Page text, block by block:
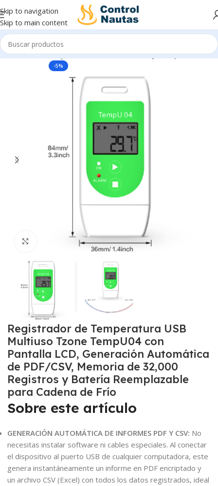
Skip to navigation
Skip to main content
Inicio Sensores y Transmisores Humedad y Temperatura
-5%
Click to enlarge
Registrador de Temperatura USB
Multiuso Tzone TempU04 con
Pantalla LCD, Generación Automática
de PDF/CSV, Memoria de 32,000
Registros y Batería Reemplazable
para Cadena de Frío
Sobre este artículo
GENERACIÓN AUTOMÁTICA DE INFORMES PDF Y CSV: No
necesitas instalar software ni cables especiales. Al conectar
el dispositivo al puerto USB de cualquier computadora, este
genera instantáneamente un informe en PDF encriptado y
un archivo CSV (Excel) con todos los datos registrados, ideal